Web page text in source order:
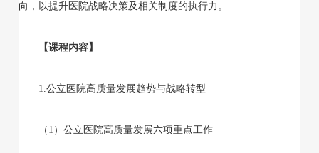
向，以提升医院战略决策及相关制度的执行力。
【课程内容】
1.公立医院高质量发展趋势与战略转型
（1）公立医院高质量发展六项重点工作